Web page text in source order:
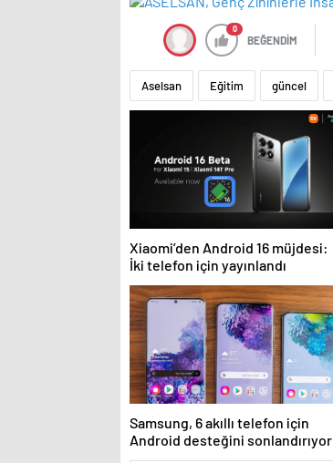
0
BEĞENDİM
Aselsan Eğitim güncel
Xiaomi’den Android 16 müjdesi:
İki telefon için yayınlandı
Samsung, 6 akıllı telefon için
Android desteğini sonlandırıyor